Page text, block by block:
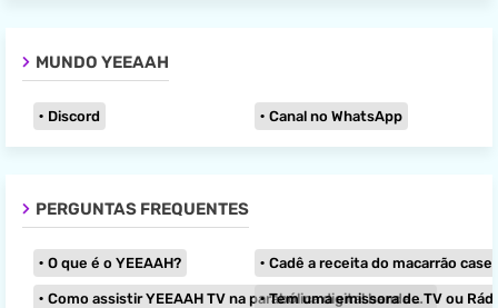
MUNDO YEEAAH
Discord Canal no WhatsApp
PERGUNTAS FREQUENTES
O que é o YEEAAH? Cadê a receita do macarrão caseiro
Como assistir YEEAAH TV na parabólica digital banda KU?
Tem uma emissora de TV ou Rádio